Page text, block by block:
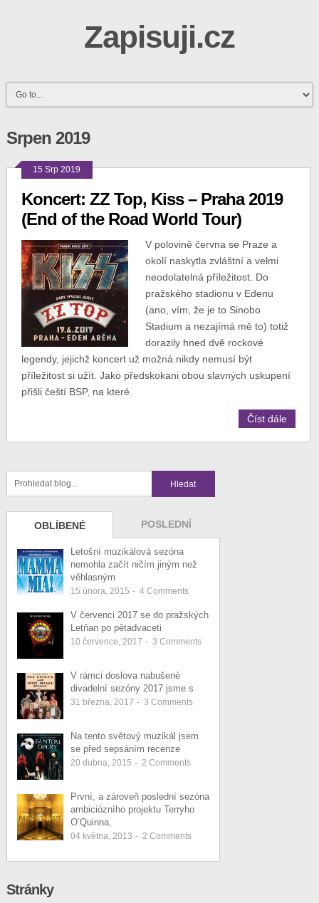
Zapisuji.cz
Srpen 2019
15 Srp 2019
Koncert: ZZ Top, Kiss – Praha 2019
(End of the Road World Tour)
V polovině června se Praze a
okolí naskytla zvláštní a velmi
neodolatelná příležitost. Do
pražského stadionu v Edenu
(ano, vím, že je to Sinobo
Stadium a nezajímá mě to) totiž
dorazily hned dvě rockové
legendy, jejichž koncert už možná nikdy nemusí být
příležitost si užít. Jako předskokani obou slavných uskupení
přišli čeští BSP, na které
Číst dále
OBLÍBENÉ POSLEDNÍ
Letošní muzikálová sezóna
nemohla začít ničím jiným než
věhlasným
15 února, 2015 - 4Comments
V červenci 2017 se do pražských
Letňan po pětadvaceti
10 července, 2017 - 3 Comments
V rámci doslova nabušené
divadelní sezóny 2017 jsme s
31 března, 2017 - 3 Comments
Na tento světový muzikál jsem
se před sepsáním recenze
20 dubna, 2015 - 2 Comments
První, a zároveň poslední sezóna
ambiciózního projektu Terryho
O’Quinna,
04 května, 2013 - 2 Comments
Stránky